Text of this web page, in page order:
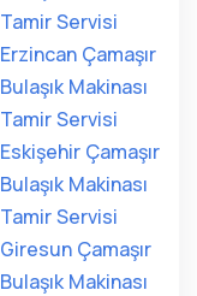
Tamir Servisi
Erzincan Çamaşır
Bulaşık Makinası
Tamir Servisi
Eskişehir Çamaşır
Bulaşık Makinası
Tamir Servisi
Giresun Çamaşır
Bulaşık Makinası